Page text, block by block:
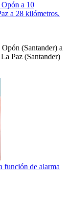
Opón a 10
a 28 kilómetros.
(Santander) a
Paz (Santander)
función de alarma